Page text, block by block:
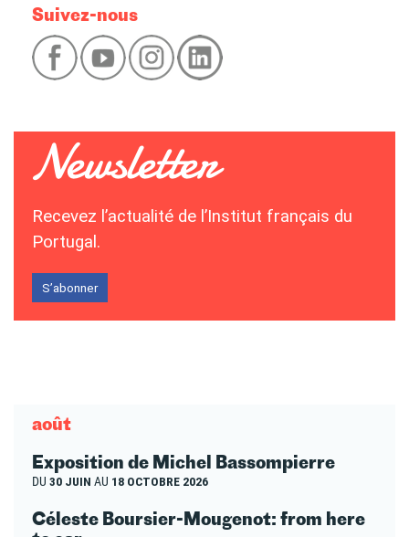
Suivez-nous
Recevez l’actualité de l’Institut français du
Portugal.
S’abonner
août
Exposition de Michel Bassompierre
DU 30 JUIN AU 18 OCTOBRE 2026
Céleste Boursier-Mougenot: from here